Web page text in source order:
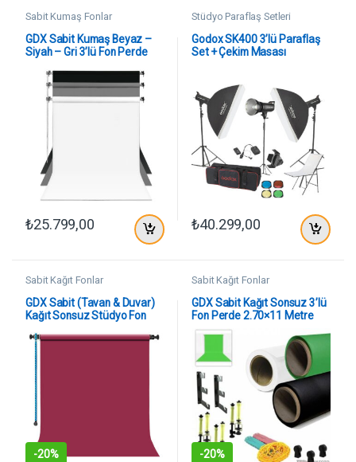
Sabit Kumaş Fonlar
GDX Sabit Kumaş Beyaz –
Siyah – Gri 3’lü Fon Perde
Tavan ve Duvar İçin
₺25.799,00
Stüdyo Paraflaş Setleri
Godox SK400 3’lü Paraflaş
Set + Çekim Masası
₺40.299,00
Sabit Kağıt Fonlar
GDX Sabit (Tavan & Duvar)
Kağıt Sonsuz Stüdyo Fon
Metre
-20%
Sabit Kağıt Fonlar
GDX Sabit Kağıt Sonsuz 3’lü
Fon Perde 2.70×11 Metre
(WGB)
-20%